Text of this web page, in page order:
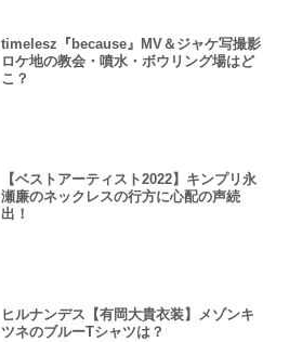
timelesz『because』MV＆ジャケ写撮影
ロケ地の教会・噴水・ボウリング場はど
こ？
【ベストアーティスト2022】キンプリ永
瀬廉のネックレスの行方に心配の声続
出！
ヒルナンデス【有岡大貴衣装】メゾンキ
ツネのブルーTシャツは？